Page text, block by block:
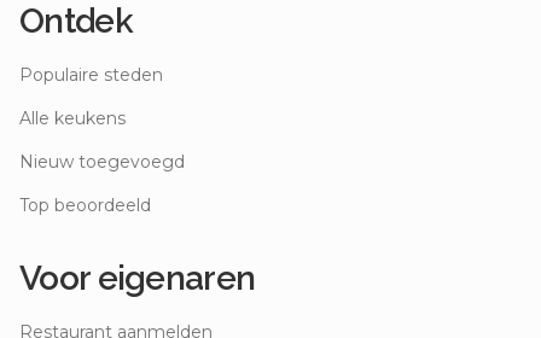
Ontdek
Populaire steden
Alle keukens
Nieuw toegevoegd
Top beoordeeld
Voor eigenaren
Restaurant aanmelden